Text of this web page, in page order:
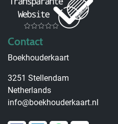
Contact
Boekhouderkaart
3251 Stellendam
Netherlands
info@boekhouderkaart.nl